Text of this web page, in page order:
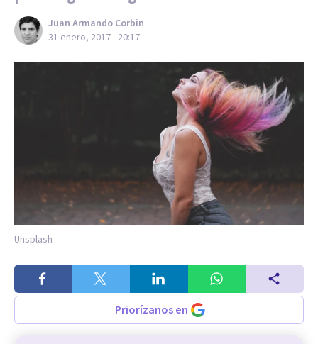
Juan Armando Corbin
31 enero, 2017 - 20:17
Unsplash
Priorízanos en